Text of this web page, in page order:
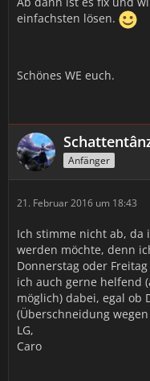
einfachsten lösen.
Schönes WE euch.
Anfänger
21. Februar 2016 um 18:43
Ich stimme nicht ab, da
werden möchte, denn
Donnerstag oder
ich auch gerne helfend
möglich) dabei, egal ob
(Überschneidung
LG,
Caro